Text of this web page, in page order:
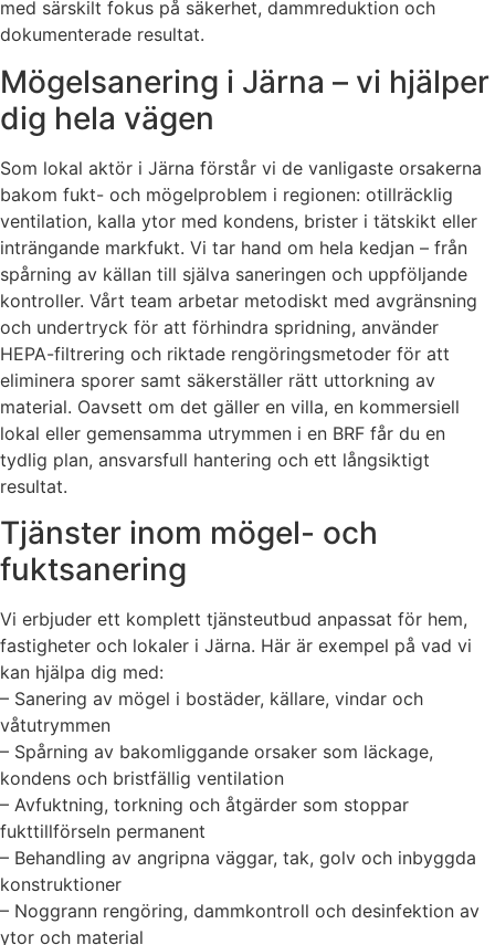
med särskilt fokus på säkerhet, dammreduktion och
dokumenterade resultat.
Mögelsanering i Järna – vi hjälper
dig hela vägen
Som lokal aktör i Järna förstår vi de vanligaste orsakerna
bakom fukt- och mögelproblem i regionen: otillräcklig
ventilation, kalla ytor med kondens, brister i tätskikt eller
inträngande markfukt. Vi tar hand om hela kedjan – från
spårning av källan till själva saneringen och uppföljande
kontroller. Vårt team arbetar metodiskt med avgränsning
och undertryck för att förhindra spridning, använder
HEPA-filtrering och riktade rengöringsmetoder för att
eliminera sporer samt säkerställer rätt uttorkning av
material. Oavsett om det gäller en villa, en kommersiell
lokal eller gemensamma utrymmen i en BRF får du en
tydlig plan, ansvarsfull hantering och ett långsiktigt
resultat.
Tjänster inom mögel- och
fuktsanering
Vi erbjuder ett komplett tjänsteutbud anpassat för hem,
fastigheter och lokaler i Järna. Här är exempel på vad vi
kan hjälpa dig med:
– Sanering av mögel i bostäder, källare, vindar och
våtutrymmen
– Spårning av bakomliggande orsaker som läckage,
kondens och bristfällig ventilation
– Avfuktning, torkning och åtgärder som stoppar
fukttillförseln permanent
– Behandling av angripna väggar, tak, golv och inbyggda
konstruktioner
– Noggrann rengöring, dammkontroll och desinfektion av
ytor och material